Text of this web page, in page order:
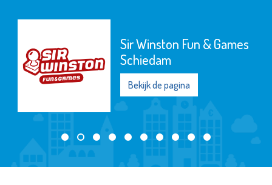
Sir Winston Fun & Games
Schiedam
Bekijk de pagina